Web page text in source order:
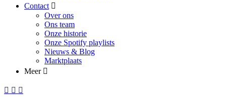
Contact
Over ons
Ons team
Onze historie
Onze Spotify playlists
Nieuws & Blog
Marktplaats
Meer